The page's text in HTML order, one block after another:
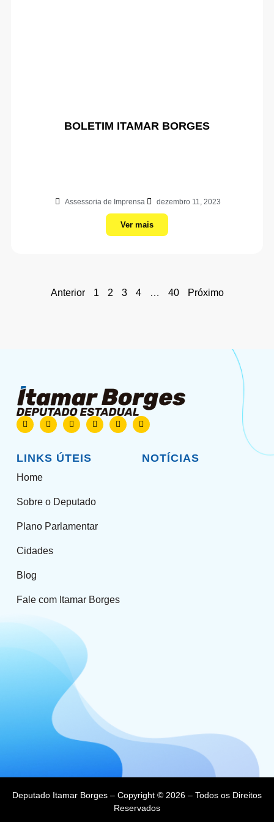
BOLETIM ITAMAR BORGES
Assessoria de Imprensa dezembro 11, 2023
Ver mais
Anterior 1 2 3 4 … 40 Próximo
LINKS ÚTEIS
Home
Sobre o Deputado
Plano Parlamentar
Cidades
Blog
Fale com Itamar Borges
NOTÍCIAS
Deputado Itamar Borges – Copyright © 2026 – Todos os Direitos
Reservados